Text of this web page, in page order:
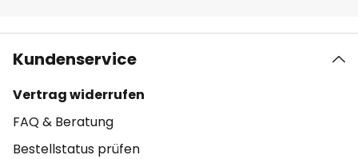
Kundenservice
Vertrag widerrufen
FAQ & Beratung
Bestellstatus prüfen